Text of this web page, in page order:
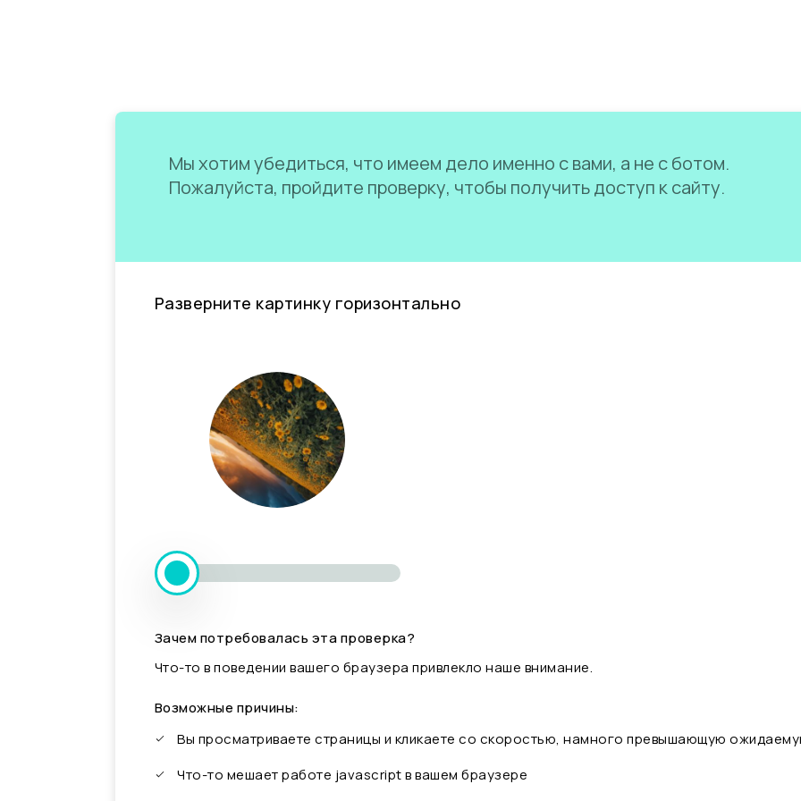
Мы хотим убедиться, что имеем дело именно с вами, а не с ботом.
Пожалуйста, пройдите проверку, чтобы получить доступ к сайту.
Разверните картинку горизонтально
Зачем потребовалась эта проверка?
Что-то в поведении вашего браузера привлекло наше внимание.
Возможные причины:
Вы просматриваете страницы и кликаете со скоростью, намного превышающую
Что-то мешает работе javascript в вашем браузере